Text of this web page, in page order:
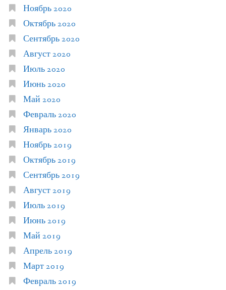
Ноябрь 2020
Октябрь 2020
Сентябрь 2020
Август 2020
Июль 2020
Июнь 2020
Май 2020
Февраль 2020
Январь 2020
Ноябрь 2019
Октябрь 2019
Сентябрь 2019
Август 2019
Июль 2019
Июнь 2019
Май 2019
Апрель 2019
Март 2019
Февраль 2019